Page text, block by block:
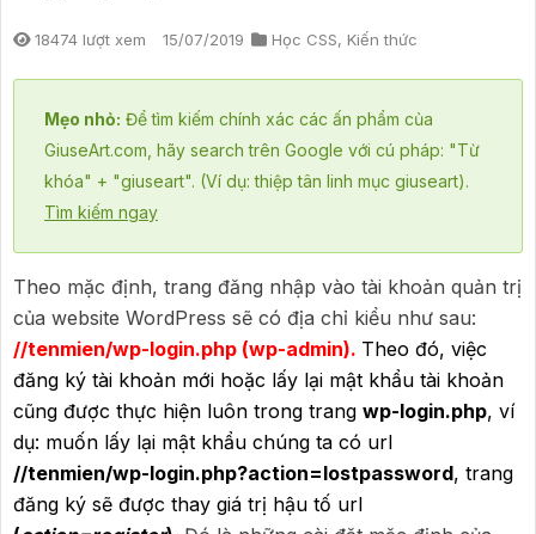
18474 lượt xem 15/07/2019 Học CSS, Kiến thức
Mẹo nhỏ: Để tìm kiếm chính xác các ấn phẩm của
GiuseArt.com, hãy search trên Google với cú pháp: "Từ
khóa" + "giuseart". (Ví dụ: thiệp tân linh mục giuseart).
Tìm kiếm ngay
Theo mặc định, trang đăng nhập vào tài khoản quản trị
của website WordPress sẽ có địa chỉ kiểu như sau:
//tenmien/wp-login.php (wp-admin). Theo đó, việc
đăng ký tài khoản mới hoặc lấy lại mật khẩu tài khoản
cũng được thực hiện luôn trong trang wp-login.php, ví
dụ: muốn lấy lại mật khẩu chúng ta có url
//tenmien/wp-login.php?action=lostpassword, trang
đăng ký sẽ được thay giá trị hậu tố url